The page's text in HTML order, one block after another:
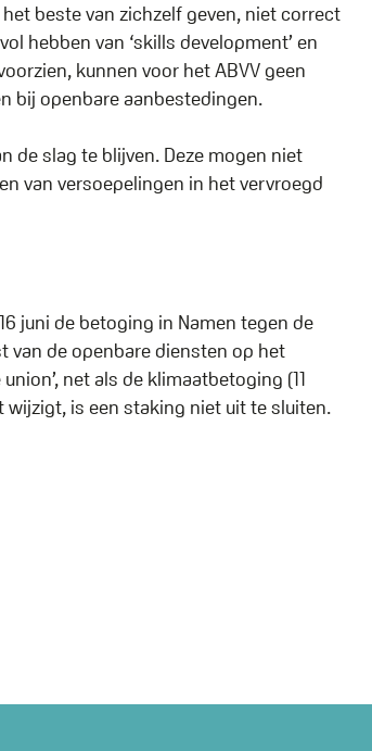
beste van zichzelf geven, niet correct
hebben van ‘skills development’ en
kunnen voor het ABVV geen
bij openbare aanbestedingen.
de slag te blijven. Deze mogen niet
van versoepelingen in het vervroegd
juni de betoging in Namen tegen de
van de openbare diensten op het
net als de klimaatbetoging (11
wijzigt, is een staking niet uit te sluiten.